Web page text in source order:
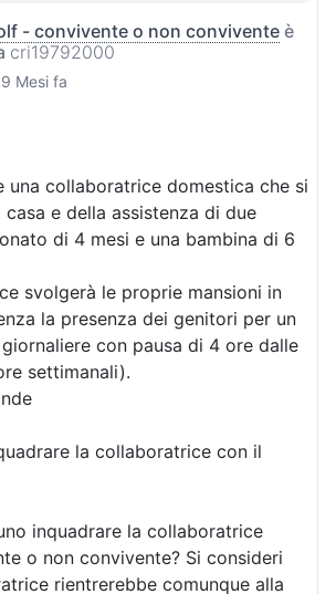
- convivente o non convivente è
cri19792000
Mesi fa
una collaboratrice domestica che si
e della assistenza di due
di 4 mesi e una bambina di 6
svolgerà le proprie mansioni in
la presenza dei genitori per un
con pausa di 4 ore dalle
settimanali).
la collaboratrice con il
inquadrare la collaboratrice
o non convivente? Si consideri
rientrerebbe comunque alla